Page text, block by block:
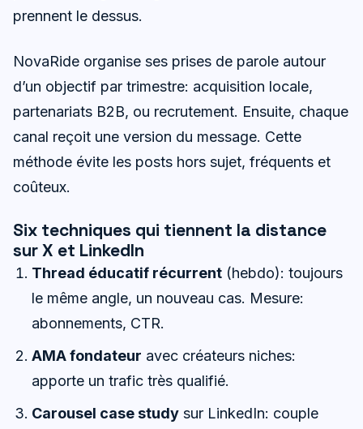
prennent le dessus.
NovaRide organise ses prises de parole autour
d’un objectif par trimestre: acquisition locale,
partenariats B2B, ou recrutement. Ensuite, chaque
canal reçoit une version du message. Cette
méthode évite les posts hors sujet, fréquents et
coûteux.
Six techniques qui tiennent la distance
sur X et LinkedIn
Thread éducatif récurrent (hebdo): toujours
le même angle, un nouveau cas. Mesure:
abonnements, CTR.
AMA fondateur avec créateurs niches:
apporte un trafic très qualifié.
Carousel case study sur LinkedIn: couple